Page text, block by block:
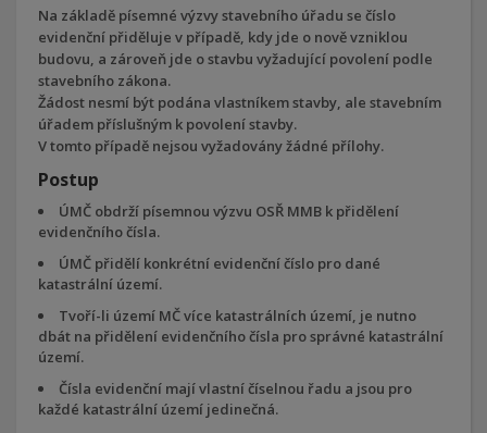
Na základě písemné výzvy stavebního úřadu se číslo
evidenční přiděluje v případě, kdy jde o nově vzniklou
budovu, a zároveň jde o stavbu vyžadující povolení podle
stavebního zákona.
Žádost nesmí být podána vlastníkem stavby, ale stavebním
úřadem příslušným k povolení stavby.
V tomto případě nejsou vyžadovány žádné přílohy.
Postup
ÚMČ obdrží písemnou výzvu OSŘ MMB k přidělení
evidenčního čísla.
ÚMČ přidělí konkrétní evidenční číslo pro dané
katastrální území.
Tvoří-li území MČ více katastrálních území, je nutno
dbát na přidělení evidenčního čísla pro správné katastrální
území.
Čísla evidenční mají vlastní číselnou řadu a jsou pro
každé katastrální území jedinečná.